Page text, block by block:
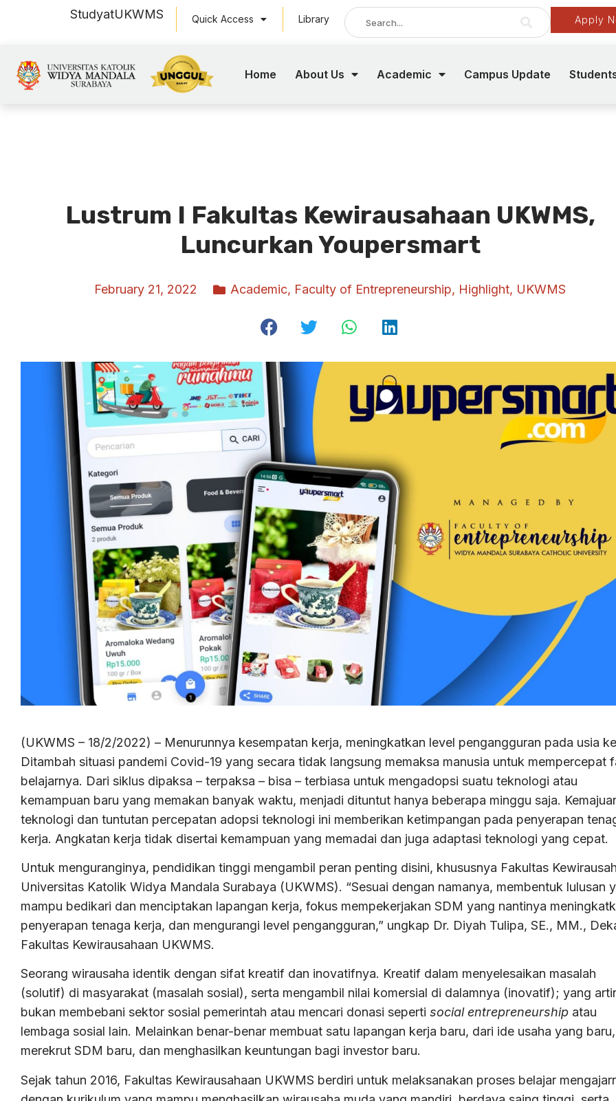
StudyatUKWMS Quick Access Library Apply
Home About Us Academic Campus Update
Lustrum I Fakultas Kewirausahaan UKWMS,
Luncurkan Youpersmart
February 21, 2022 Academic, Faculty of Entrepreneurship, Highlight, UKWMS
(UKWMS – 18/2/2022) – Menurunnya kesempatan kerja, meningkatkan level pengangguran pada usia
Ditambah situasi pandemi Covid-19 yang secara tidak langsung memaksa manusia untuk mempercepat
belajarnya. Dari siklus dipaksa – terpaksa – bisa – terbiasa untuk mengadopsi suatu teknologi atau
kemampuan baru yang memakan banyak waktu, menjadi dituntut hanya beberapa minggu saja.
teknologi dan tuntutan percepatan adopsi teknologi ini memberikan ketimpangan pada penyerapan
kerja. Angkatan kerja tidak disertai kemampuan yang memadai dan juga adaptasi teknologi yang cepat.
Untuk menguranginya, pendidikan tinggi mengambil peran penting disini, khususnya Fakultas
Universitas Katolik Widya Mandala Surabaya (UKWMS). “Sesuai dengan namanya, membentuk lulusan
mampu bedikari dan menciptakan lapangan kerja, fokus mempekerjakan SDM yang nantinya
penyerapan tenaga kerja, dan mengurangi level pengangguran,” ungkap Dr. Diyah Tulipa, SE., MM.,
Fakultas Kewirausahaan UKWMS.
Seorang wirausaha identik dengan sifat kreatif dan inovatifnya. Kreatif dalam menyelesaikan masalah
(solutif) di masyarakat (masalah sosial), serta mengambil nilai komersial di dalamnya (inovatif); yang
bukan membebani sektor sosial pemerintah atau mencari donasi seperti social entrepreneurship atau
lembaga sosial lain. Melainkan benar-benar membuat satu lapangan kerja baru, dari ide usaha yang baru,
merekrut SDM baru, dan menghasilkan keuntungan bagi investor baru.
Sejak tahun 2016, Fakultas Kewirausahaan UKWMS berdiri untuk melaksanakan proses belajar